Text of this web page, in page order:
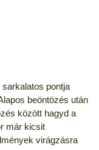
pontja
beöntözés után
között hagyd a
már kicsit
virágzásra